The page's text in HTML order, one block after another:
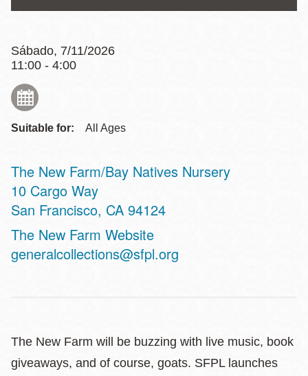
Sábado, 7/11/2026
11:00 - 4:00
Suitable for: All Ages
The New Farm/Bay Natives Nursery
Address
10 Cargo Way
San Francisco, CA 94124
Website
The New Farm Website
generalcollections@sfpl.org
The New Farm will be buzzing with live music, book
giveaways, and of course, goats. SFPL launches